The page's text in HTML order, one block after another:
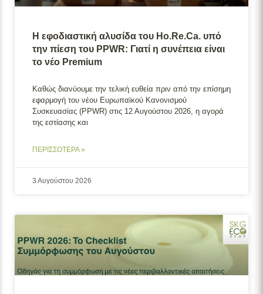
Η εφοδιαστική αλυσίδα του Ho.Re.Ca. υπό
την πίεση του PPWR: Γιατί η συνέπεια είναι
το νέο Premium
Καθώς διανύουμε την τελική ευθεία πριν από την επίσημη
εφαρμογή του νέου Ευρωπαϊκού Κανονισμού
Συσκευασίας (PPWR) στις 12 Αυγούστου 2026, η αγορά
της εστίασης και
ΠΕΡΙΣΣΟΤΕΡΑ »
3 Αυγούστου 2026